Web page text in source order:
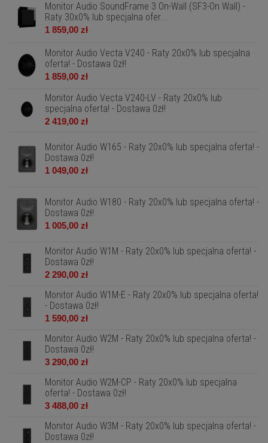
Monitor Audio SoundFrame 3 On-Wall (SF3-On Wall) -
Raty 30x0% lub specjalna ofer...
1 859,00 zł
Monitor Audio Vecta V240 - Raty 20x0% lub specjalna
oferta! - Dostawa 0zł!
1 859,00 zł
Monitor Audio Vecta V240-LV - Raty 20x0% lub
specjalna oferta! - Dostawa 0zł!
2 419,00 zł
Monitor Audio W165 - Raty 20x0% lub specjalna oferta! -
Dostawa 0zł!
1 049,00 zł
Monitor Audio W180 - Raty 20x0% lub specjalna oferta! -
Dostawa 0zł!
1 005,00 zł
Monitor Audio W1M - Raty 20x0% lub specjalna oferta! -
Dostawa 0zł!
2 290,00 zł
Monitor Audio W1M-E - Raty 20x0% lub specjalna oferta!
- Dostawa 0zł!
1 590,00 zł
Monitor Audio W2M - Raty 20x0% lub specjalna oferta! -
Dostawa 0zł!
3 290,00 zł
Monitor Audio W2M-CP - Raty 20x0% lub specjalna
oferta! - Dostawa 0zł!
3 488,00 zł
Monitor Audio W3M - Raty 20x0% lub specjalna oferta! -
Dostawa 0zł!